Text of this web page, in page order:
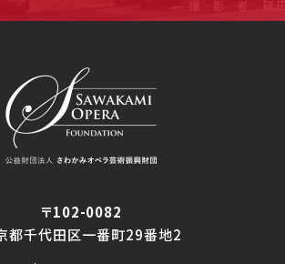
〒102-0082
都千代田区一番町29番地2